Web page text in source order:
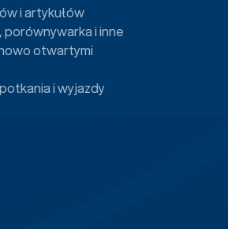
i artykułów
i inne
otwartymi
i wyjazdy